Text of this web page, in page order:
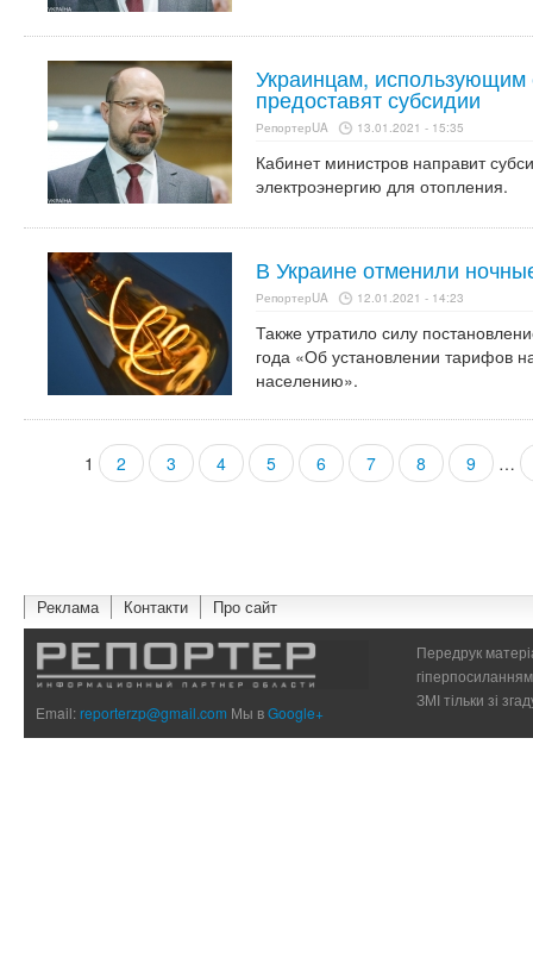
Украинцам, использующим
предоставят субсидии
РепортерUA 13.01.2021 - 15:35
Кабинет министров направит
электроэнергию для отопления.
В Украине отменили
РепортерUA 12.01.2021 - 14:23
Также утратило силу
года «Об установлении тарифов
населению».
Страницы
1 2 3 4 5 6 7 8 9 …
Реклама Контакти Про сайт
Email:reporterzp@gmail.com Мы вGoogle+
Передрук
ЗМІ тільки зі